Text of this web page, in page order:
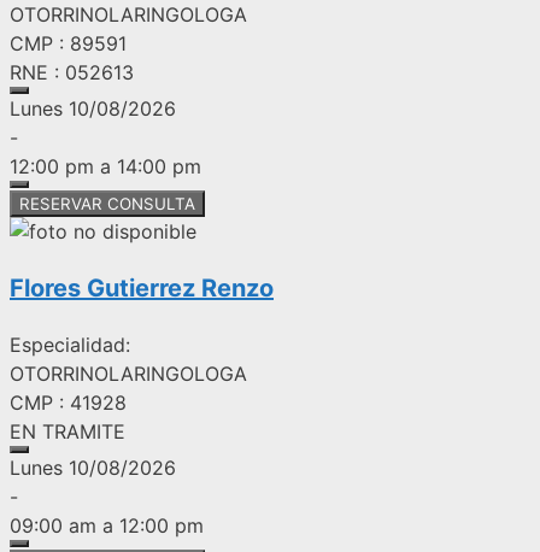
OTORRINOLARINGOLOGA
CMP : 89591
RNE : 052613
Lunes 10/08/2026
-
12:00 pm a 14:00 pm
RESERVAR CONSULTA
Flores Gutierrez Renzo
Especialidad:
OTORRINOLARINGOLOGA
CMP : 41928
EN TRAMITE
Lunes 10/08/2026
-
09:00 am a 12:00 pm